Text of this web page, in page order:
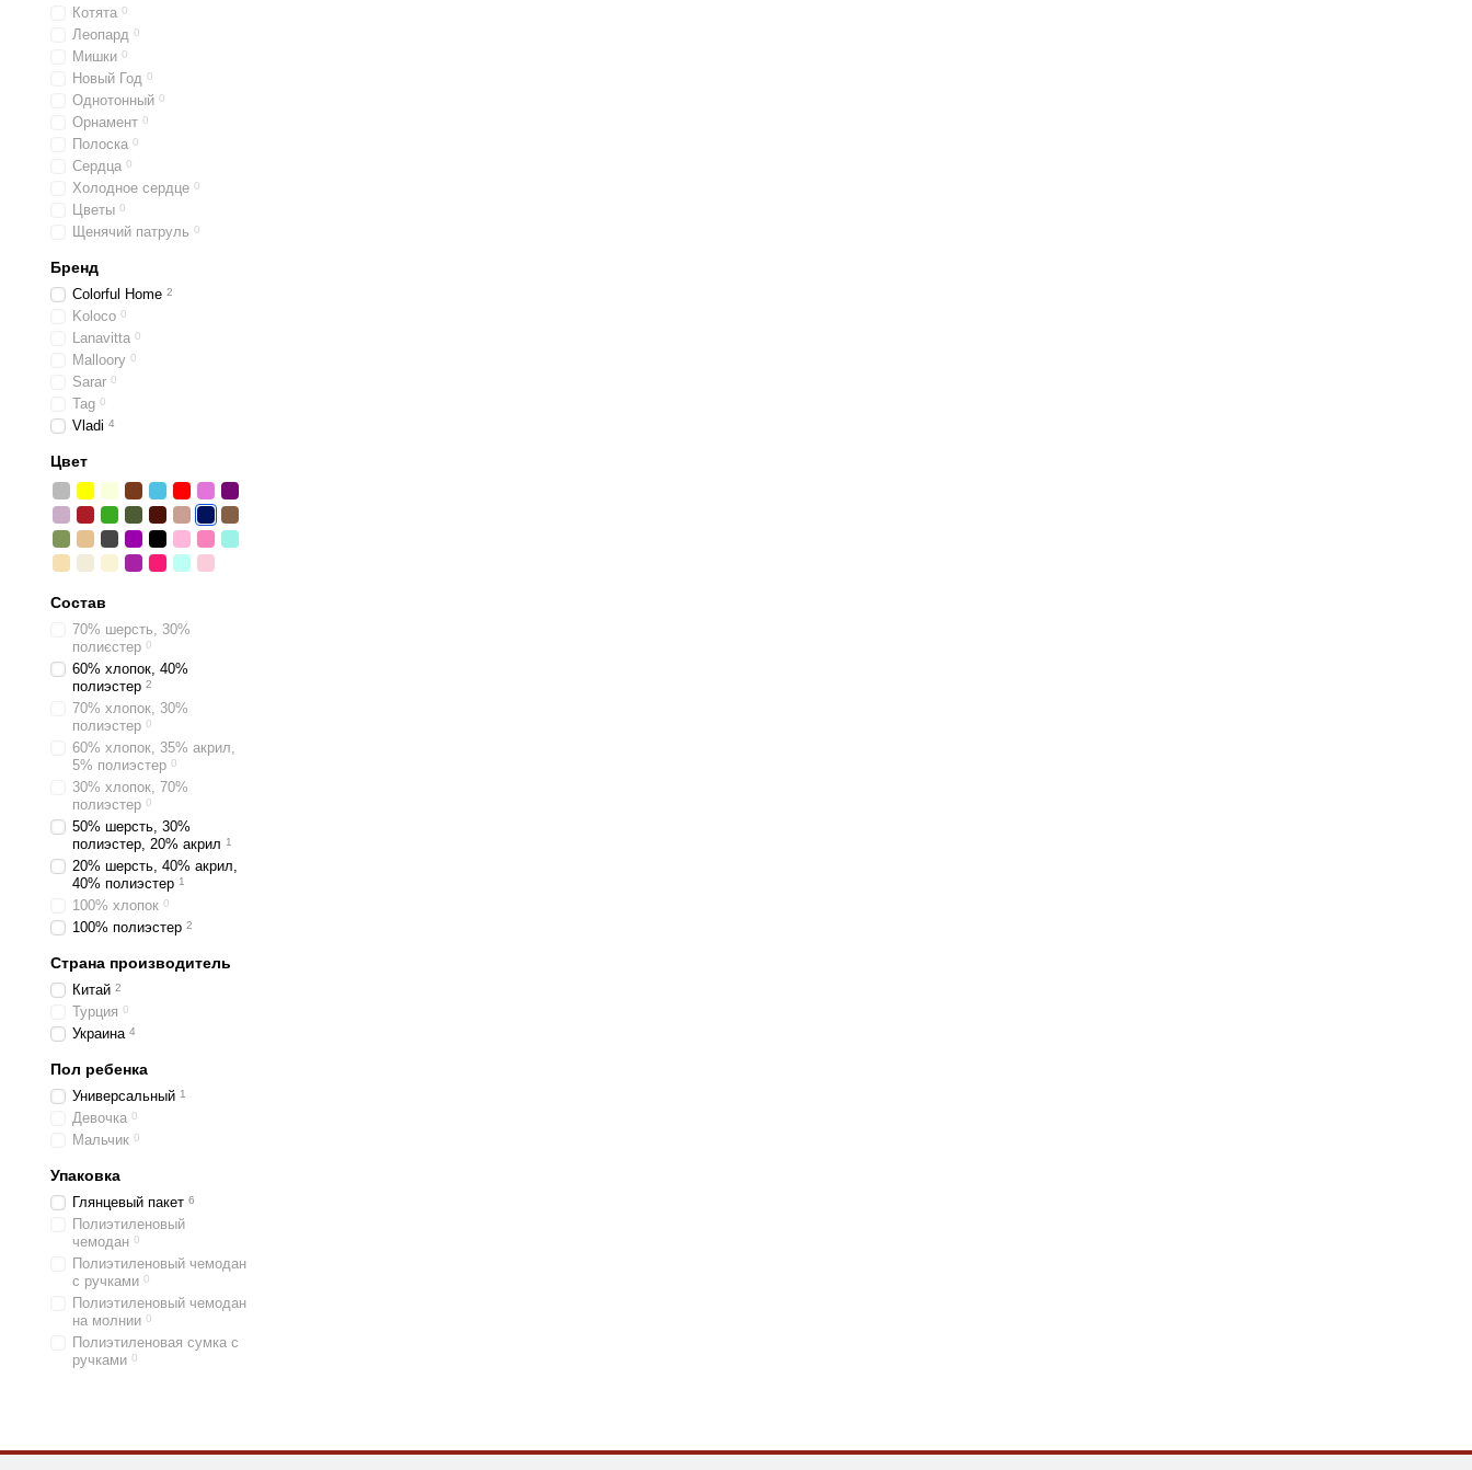
Котята 0
Леопард 0
Мишки 0
Новый Год 0
Однотонный 0
Орнамент 0
Полоска 0
Сердца 0
Холодное сердце 0
Цветы 0
Щенячий патруль 0
Бренд
Colorful Home 2
Koloco 0
Lanavitta 0
Malloory 0
Sarar 0
Tag 0
Vladi 4
Цвет
Состав
70% шерсть, 30%
полиєстер 0
60% хлопок, 40%
полиэстер 2
70% хлопок, 30%
полиэстер 0
60% хлопок, 35% акрил,
5% полиэстер 0
30% хлопок, 70%
полиэстер 0
50% шерсть, 30%
полиэстер, 20% акрил 1
20% шерсть, 40% акрил,
40% полиэстер 1
100% хлопок 0
100% полиэстер 2
Страна производитель
Китай 2
Турция 0
Украина 4
Пол ребенка
Универсальный 1
Девочка 0
Мальчик 0
Упаковка
Глянцевый пакет 6
Полиэтиленовый
чемодан 0
Полиэтиленовый чемодан
с ручками 0
Полиэтиленовый чемодан
на молнии 0
Полиэтиленовая сумка с
ручками 0